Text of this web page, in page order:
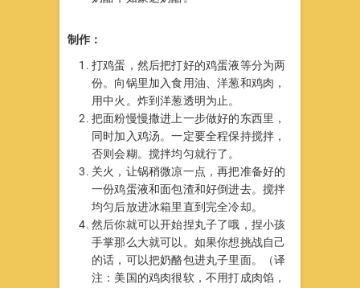
制作：
打鸡蛋，然后把打好的鸡蛋液等分为两
份。向锅里加入食用油、洋葱和鸡肉，
用中火。炸到洋葱透明为止。
把面粉慢慢撒进上一步做好的东西里，
同时加入鸡汤。一定要全程保持搅拌，
否则会糊。搅拌均匀就行了。
关火，让锅稍微凉一点，再把准备好的
一份鸡蛋液和面包渣和好倒进去。搅拌
均匀后放进冰箱里直到完全冷却。
然后你就可以开始捏丸子了哦，捏小孩
手掌那么大就可以。如果你想挑战自己
的话，可以把奶酪包进丸子里面。（译
注：美国的鸡肉很软，不用打成肉馅，